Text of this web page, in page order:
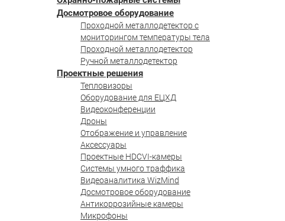
Досмотровое оборудование
Проходной металлодетектор с
мониторингом температуры тела
Проходной металлодетектор
Ручной металлодетектор
Проектные решения
Тепловизоры
Оборудование для ЕЦХД
Видеоконференции
Дроны
Отображение и управление
Аксессуары
Проектные HDCVI-камеры
Системы умного траффика
Видеоаналитика WizMind
Досмотровое оборудование
Антикоррозийные камеры
Микрофоны